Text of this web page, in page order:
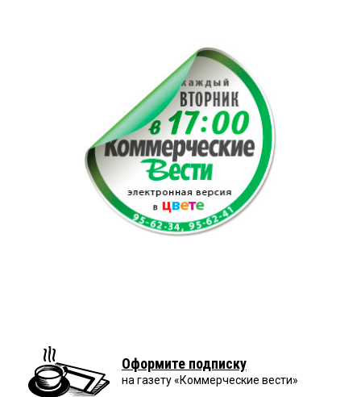
Оформите подписку
на газету «Коммерческие вести»